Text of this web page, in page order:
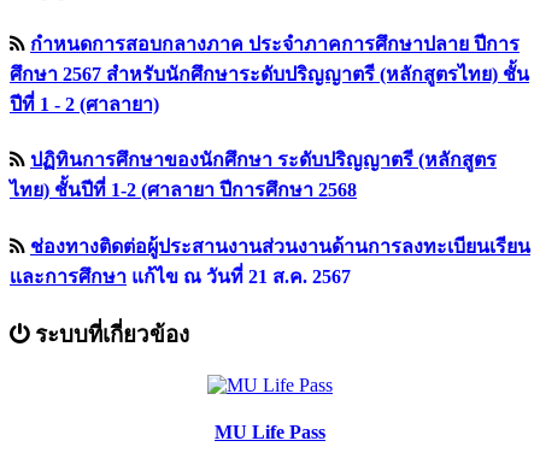
กำหนดการสอบกลางภาค ประจำภาคการศึกษาปลาย ปีการ
ศึกษา 2567 สำหรับนักศึกษาระดับปริญญาตรี (หลักสูตรไทย) ชั้น
ปีที่ 1 - 2 (ศาลายา)
ปฏิทินการศึกษาของนักศึกษา ระดับปริญญาตรี (หลักสูตร
ไทย) ชั้นปีที่ 1-2 (ศาลายา ปีการศึกษา 2568
ช่องทางติดต่อผู้ประสานงานส่วนงานด้านการลงทะเบียนเรียน
เเละการศึกษา แก้ไข ณ วันที่ 21 ส.ค. 2567
ระบบที่เกี่ยวข้อง
MU Life Pass